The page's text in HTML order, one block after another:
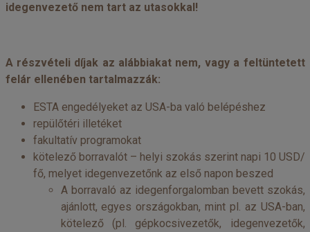
idegenvezető nem tart az utasokkal!
A részvételi díjak az alábbiakat nem, vagy a feltüntetett
felár ellenében tartalmazzák:
ESTA engedélyeket az USA-ba való belépéshez
repülőtéri illetéket
fakultatív programokat
kötelező borravalót – helyi szokás szerint napi 10 USD/
fő, melyet idegenvezetőnk az első napon beszed
A borravaló az idegenforgalomban bevett szokás,
ajánlott, egyes országokban, mint pl. az USA-ban,
kötelező (pl. gépkocsivezetők, idegenvezetők,